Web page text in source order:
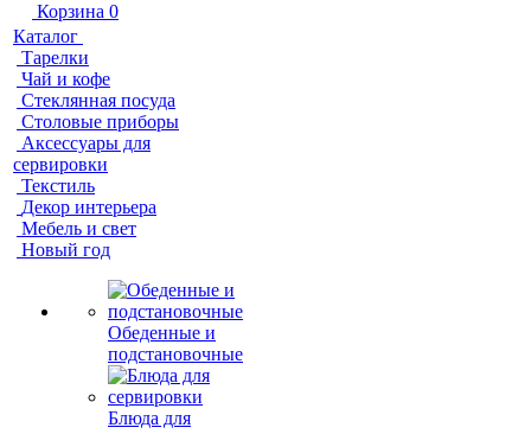
Корзина 0
Каталог
Тарелки
Чай и кофе
Стеклянная посуда
Столовые приборы
Аксессуары для
сервировки
Текстиль
Декор интерьера
Мебель и свет
Новый год
Обеденные и
подстановочные
Блюда для